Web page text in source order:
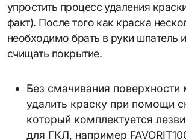
упростить процесс удаления
факт). После того как краска
необходимо брать в руки шпатель
счищать покрытие.
Без смачивания
удалить краску при помощи
который комплектуется
для ГКЛ, например